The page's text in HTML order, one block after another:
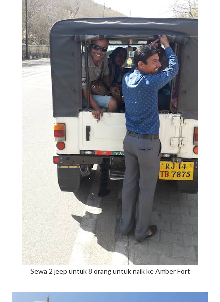
Sewa 2 jeep untuk 8 orang untuk naik ke Amber Fort